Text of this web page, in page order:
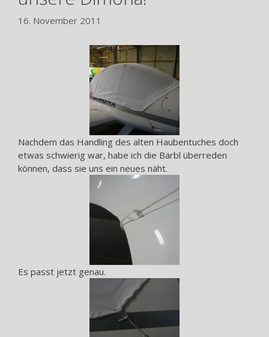
16. November 2011
Nachdem das Handling des alten Haubentuches doch
etwas schwierig war, habe ich die Bärbl überreden
können, dass sie uns ein neues näht.
Es passt jetzt genau.